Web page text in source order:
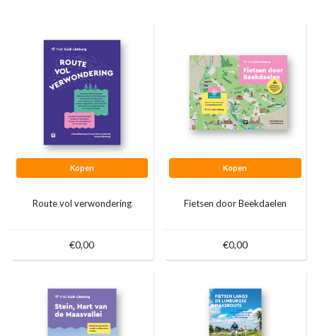
Ansichtkaarten
Kopen
Route vol verwondering
€0,00
Kopen
Fietsen door Beekdaelen
€0,00